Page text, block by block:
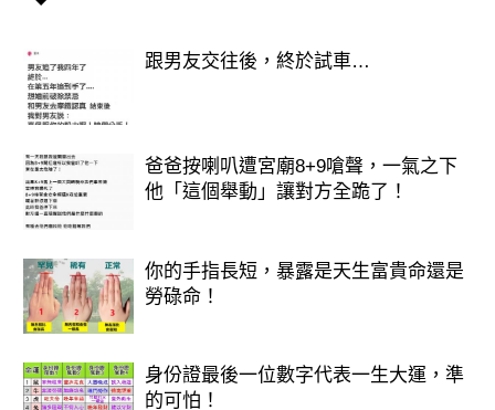
擦傷。網路瞬間炸鍋，原本的感動立刻
轉為驚恐：
「不對勁！那繩子是怎樣？！」
「這該不會是人口販子吧？！」
「快報警，查查這男人是誰！」
「愈看愈毛，小女孩眼神好像在求
救……」
跟男友交往後，終於試車…
爸爸按喇叭遭宮廟8+9嗆聲，一氣之下
他「這個舉動」讓對方全跪了！
你的手指長短，暴露是天生富貴命還是
勞碌命！
身份證最後一位數字代表一生大運，準
的可怕！